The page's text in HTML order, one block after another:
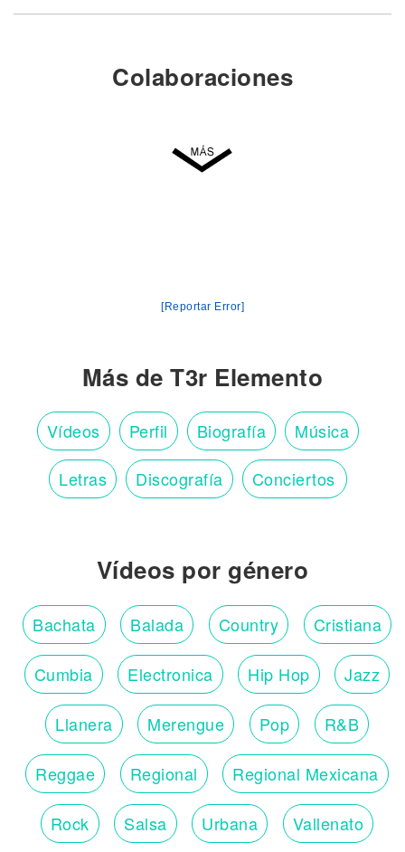
Colaboraciones
[Reportar Error]
Más de T3r Elemento
Vídeos Perfil Biografía Música
Letras Discografía Conciertos
Vídeos por género
Bachata Balada Country Cristiana
Cumbia Electronica Hip Hop Jazz
Llanera Merengue Pop R&B
Reggae Regional Regional Mexicana
Rock Salsa Urbana Vallenato